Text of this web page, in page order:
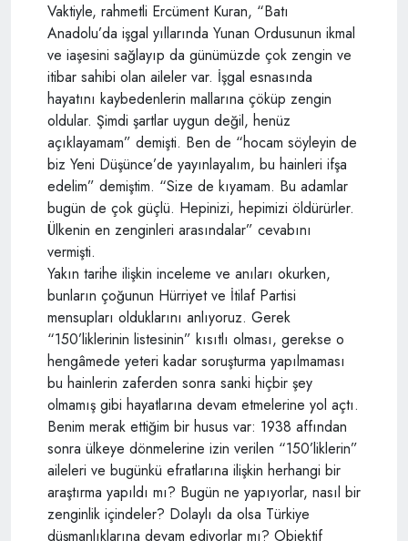
Vaktiyle, rahmetli Ercüment Kuran, “Batı
Anadolu’da işgal yıllarında Yunan Ordusunun ikmal
ve iaşesini sağlayıp da günümüzde çok zengin ve
itibar sahibi olan aileler var. İşgal esnasında
hayatını kaybedenlerin mallarına çöküp zengin
oldular. Şimdi şartlar uygun değil, henüz
açıklayamam” demişti. Ben de “hocam söyleyin de
biz Yeni Düşünce’de yayınlayalım, bu hainleri ifşa
edelim” demiştim. “Size de kıyamam. Bu adamlar
bugün de çok güçlü. Hepinizi, hepimizi öldürürler.
Ülkenin en zenginleri arasındalar” cevabını
vermişti.
Yakın tarihe ilişkin inceleme ve anıları okurken,
bunların çoğunun Hürriyet ve İtilaf Partisi
mensupları olduklarını anlıyoruz. Gerek
“150’liklerinin listesinin” kısıtlı olması, gerekse o
hengâmede yeteri kadar soruşturma yapılmaması
bu hainlerin zaferden sonra sanki hiçbir şey
olmamış gibi hayatlarına devam etmelerine yol açtı.
Benim merak ettiğim bir husus var: 1938 affından
sonra ülkeye dönmelerine izin verilen “150’liklerin”
aileleri ve bugünkü efratlarına ilişkin herhangi bir
araştırma yapıldı mı? Bugün ne yapıyorlar, nasıl bir
zenginlik içindeler? Dolaylı da olsa Türkiye
düşmanlıklarına devam ediyorlar mı? Objektif